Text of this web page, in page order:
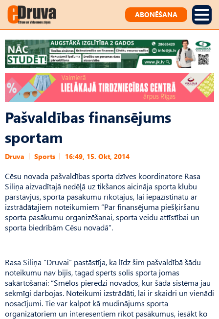
ABONĒŠANA
Pašvaldības finansējums
sportam
Druva Sports 16:49, 15. Okt, 2014
Cēsu novada pašvaldības sporta dzīves koordinatore Rasa
Siliņa aizvadītajā nedēļā uz tikšanos aicināja sporta klubu
pārstāvjus, sporta pasākumu rīkotājus, lai iepazīstinātu ar
izstrādātajiem noteikumiem “Par finansējuma piešķiršanu
sporta pasākumu organizēšanai, sporta veidu attīstībai un
sporta biedrībām Cēsu novadā”.
Rasa Siliņa “Druvai” pastāstīja, ka līdz šim pašvaldībā šādu
noteikumu nav bijis, tagad sperts solis sporta jomas
sakārtošanai: “Smēlos pieredzi novados, kur šāda sistēma jau
sekmīgi darbojas. Noteikumi izstrādāti, lai ir skaidri un vienādi
nosacījumi. Tie var kalpot kā mudinājums sporta
organizatoriem un interesentiem rīkot pasākumus, iesākt ko